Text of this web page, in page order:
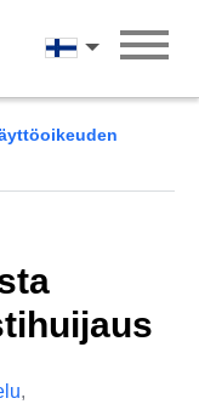
Suomi
,